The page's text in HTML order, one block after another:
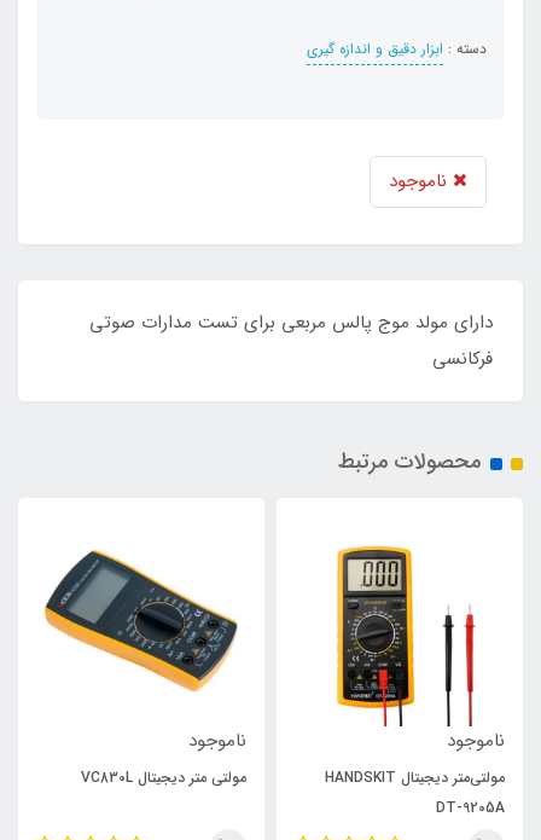
دسته : ابزار دقیق و اندازه گیری
ناموجود
دارای مولد موج پالس مربعی برای تست مدارات صوتی
فرکانسی
محصولات مرتبط
ناموجود
مولتی‌متر دیجیتال HANDSKIT
DT-9205A
ناموجود
مولتی متر دیجیتال VC830L